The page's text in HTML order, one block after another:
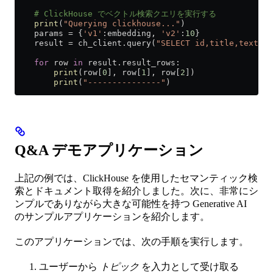
    # ClickHouse でベクトル検索クエリを実行する
    print
( "Querying clickhouse..." )
    params
= { 'v1' :embedding, 'v2' : 10 }
    result
= ch_client.query( "SELECT id,title,text
    for
row in result.result_rows:
        print
(row[ 0 ], row[ 1 ], row[ 2 ])
        print
( "---------------" )
Q&A デモアプリケーション
上記の例では、ClickHouse を使用したセマンティック検
索とドキュメント取得を紹介しました。次に、非常にシ
ンプルでありながら大きな可能性を持つ Generative AI
のサンプルアプリケーションを紹介します。
このアプリケーションでは、次の手順を実行します。
ユーザーから トピック を入力として受け取る